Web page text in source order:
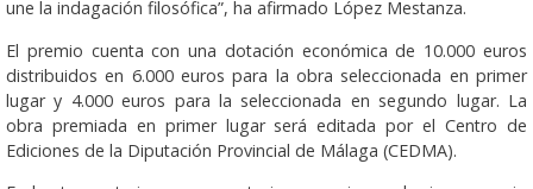
une la indagación filosófica”, ha afirmado López Mestanza.
El premio cuenta con una dotación económica de 10.000 euros
distribuidos en 6.000 euros para la obra seleccionada en primer
lugar y 4.000 euros para la seleccionada en segundo lugar. La
obra premiada en primer lugar será editada por el Centro de
Ediciones de la Diputación Provincial de Málaga (CEDMA).